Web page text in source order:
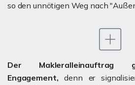
so den unnötigen Weg nach
Der Makleralleinauftrag
Engagement,denn er